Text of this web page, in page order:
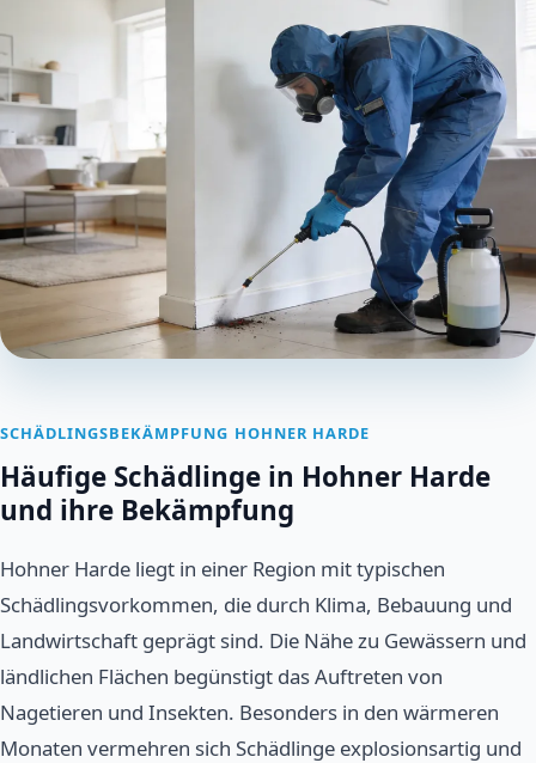
SCHÄDLINGSBEKÄMPFUNG HOHNER HARDE
Häufige Schädlinge in Hohner Harde
und ihre Bekämpfung
Hohner Harde liegt in einer Region mit typischen
Schädlingsvorkommen, die durch Klima, Bebauung und
Landwirtschaft geprägt sind. Die Nähe zu Gewässern und
ländlichen Flächen begünstigt das Auftreten von
Nagetieren und Insekten. Besonders in den wärmeren
Monaten vermehren sich Schädlinge explosionsartig und